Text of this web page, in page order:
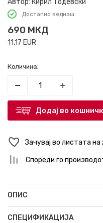
Автор: Кирил Тодевски
Достапно веднаш
690 МКД
11,17 EUR
Количина:
Додај во
Зачувај во листата
Спореди го
ОПИС
СПЕЦИФИКАЦИЈА